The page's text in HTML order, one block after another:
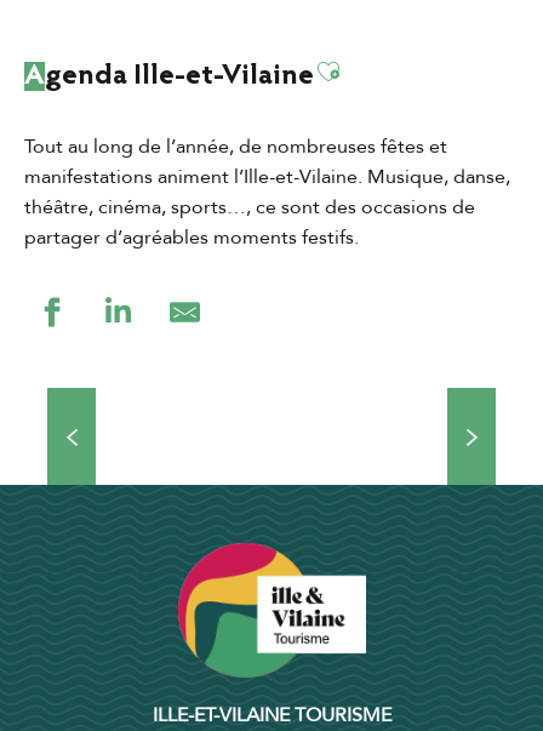
Agenda Ille-et-VilaineAjouter aux
Tout au long de l’année, de nombreuses fêtes et
manifestations animent l’Ille-et-Vilaine. Musique, danse,
théâtre, cinéma, sports…, ce sont des occasions de
partager d’agréables moments festifs.
Théâtre de rue, concerts, manifestations culturelles et
sportives… Si vous choisissez de venir séjourner en Ille-
DÉCOUVRIR
ILLE-ET-VILAINE TOURISME